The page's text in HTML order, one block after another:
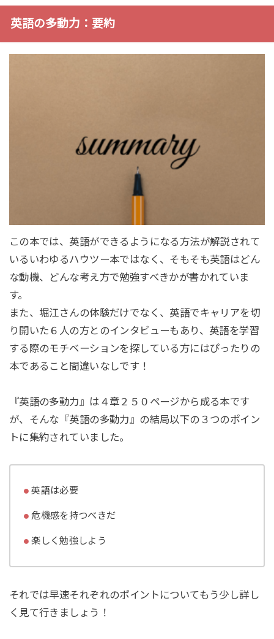
英語の多動力：要約
この本では、英語ができるようになる方法が解説されて
いるいわゆるハウツー本ではなく、そもそも英語はどん
な動機、どんな考え方で勉強すべきかが書かれていま
す。
また、堀江さんの体験だけでなく、英語でキャリアを切
り開いた６人の方とのインタビューもあり、英語を学習
する際のモチベーションを探している方にはぴったりの
本であること間違いなしです！
『英語の多動力』は４章２５０ページから成る本です
が、そんな『英語の多動力』の結局以下の３つのポイン
トに集約されていました。
英語は必要
危機感を持つべきだ
楽しく勉強しよう
それでは早速それぞれのポイントについてもう少し詳し
く見て行きましょう！